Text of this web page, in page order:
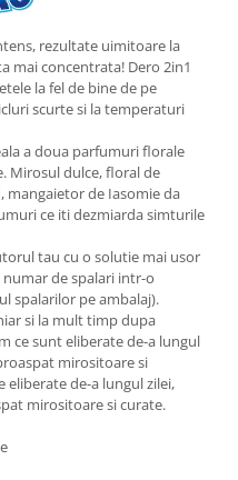
rezultate uimitoare la
mai concentrata! Dero 2in1
la fel de bine de pe
scurte si la temperaturi
a doua parfumuri florale
Mirosul dulce, floral de
mangaietor de Iasomie da
ce iti dezmiarda simturile
tau cu o solutie mai usor
de spalari intr-o
spalarilor pe ambalaj).
si la mult timp dupa
ce sunt eliberate de-a lungul
mirositoare si
eliberate de-a lungul zilei,
mirositoare si curate.